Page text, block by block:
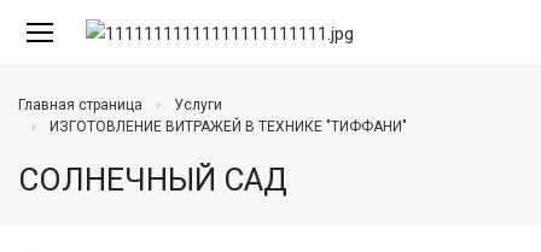
Главная страница
Услуги
ИЗГОТОВЛЕНИЕ ВИТРАЖЕЙ В ТЕХНИКЕ "ТИФФАНИ"
СОЛНЕЧНЫЙ САД